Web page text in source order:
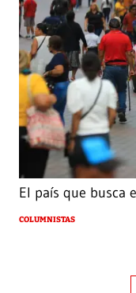
El país que busca
COLUMNISTAS